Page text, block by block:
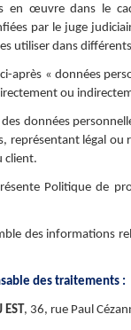
en œuvre dans le
par le juge
utiliser dans
après « données
ou
données
représentant légal
client.
Politique de
des informations
des traitements :
EST, 36, rue Paul